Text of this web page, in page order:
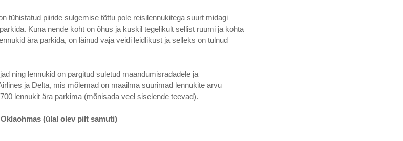
tühistatud piiride sulgemise tõttu pole reisilennukitega suurt midagi
Kuna nende koht on õhus ja kuskil tegelikult sellist ruumi ja kohta
ära parkida, on läinud vaja veidi leidlikust ja selleks on tulnud
ning lennukid on pargitud suletud maandumisradadele ja
ja Delta, mis mõlemad on maailma suurimad lennukite arvu
lennukit ära parkima (mõnisada veel siselende teevad).
(ülal olev pilt samuti)